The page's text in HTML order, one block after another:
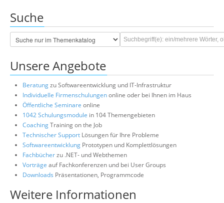
Suche
Unsere Angebote
Beratungzu Softwareentwicklung und IT-Infrastruktur
Individuelle Firmenschulungenonline oder bei Ihnen im Haus
Öffentliche Seminare online
1042 Schulungsmodule in 104 Themengebieten
CoachingTraining on the Job
Technischer Support Lösungen für Ihre Probleme
Softwareentwicklung Prototypen und Komplettlösungen
Fachbücherzu .NET- und Webthemen
Vorträge auf Fachkonferenzen und bei User Groups
Downloads Präsentationen, Programmcode
Weitere Informationen